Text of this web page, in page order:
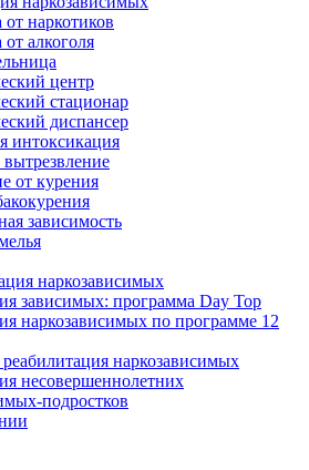
наркотиков
алкоголя
центр
стационар
диспансер
интоксикация
от курения
зависимость
наркозависимых
зависимых: программа Day Top
наркозависимых по программе 12
наркозависимых
несовершеннолетних
подростков